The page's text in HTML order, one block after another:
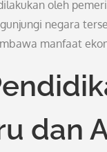
oleh
negara
manfaat
dan